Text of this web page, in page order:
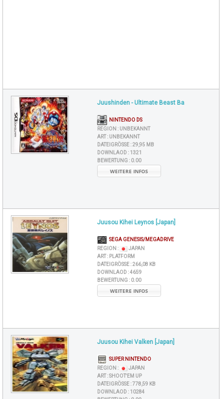
Juushinden - Ultimate Beast Ba
NINTENDO DS
REGION : UNBEKANNT
ART : UNBEKANNT
DATEIGRÖSSE : 29,95 MB
DOWNLAOD : 1321
BEWERTUNG : 0.00
WEITERE INFOS
Juusou Kihei Leynos [Japan]
SEGA GENESIS/MEGADRIVE
REGION :
JAPAN
ART : PLATFORM
DATEIGRÖSSE : 266,08 KB
DOWNLAOD :4659
BEWERTUNG : 0.00
WEITERE INFOS
Juusou Kihei Valken [Japan]
SUPER NINTENDO
REGION :
JAPAN
ART :SHOOT'EM UP
DATEIGRÖSSE : 778,59 KB
DOWNLAOD : 10284